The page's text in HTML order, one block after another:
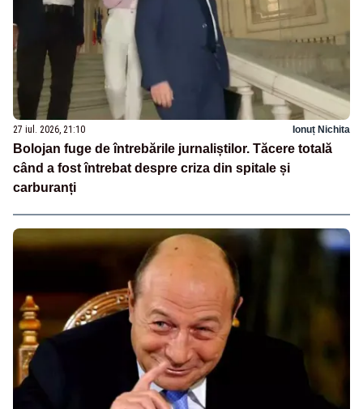
27 iul. 2026, 21:10 Ionuț Nichita
Bolojan fuge de întrebările jurnaliștilor. Tăcere totală
când a fost întrebat despre criza din spitale și
carburanți